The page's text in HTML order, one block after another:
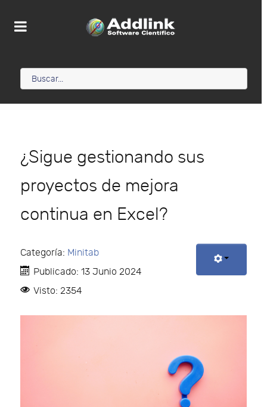
¿Sigue gestionando sus
proyectos de mejora
continua en Excel?
Categoría: Minitab
Publicado: 13 Junio 2024
Visto: 2354